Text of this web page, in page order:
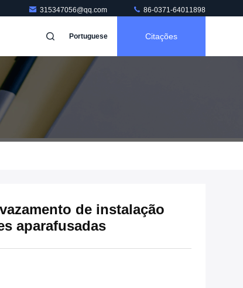
315347056@qq.com 86-0371-64011898
Portuguese Citações
de instalação
aparafusadas